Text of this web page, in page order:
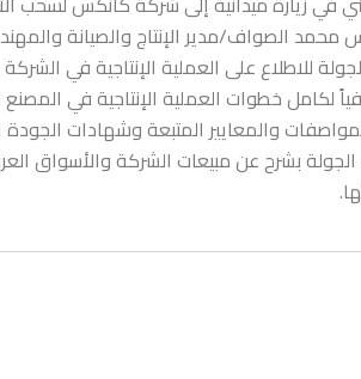
محمد الصواف/مدير الإنتاج والصيانة
للاطلاع على العملية الإنتاجية في
لكامل خطوات العملية الإنتاجية في
والمعايير المتبعة وشهادات
بشرح عن مبيعات الشركة والأسواق